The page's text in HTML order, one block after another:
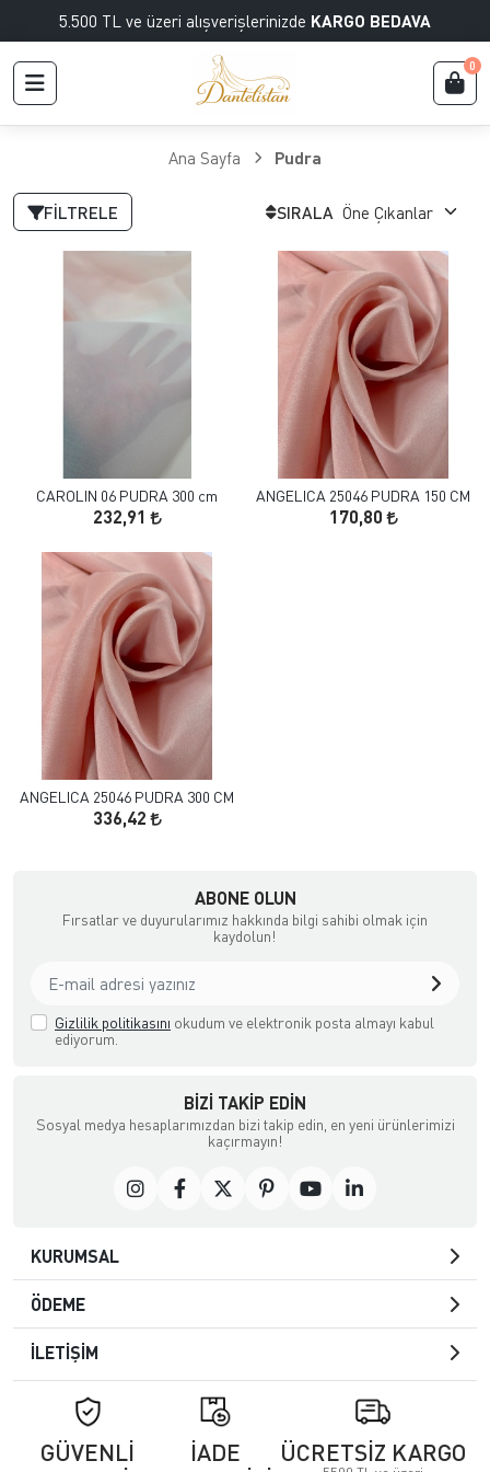
5.500 TL ve üzeri alışverişlerinizde KARGO BEDAVA
0
Ana Sayfa Pudra
FILTRELE SIRALA
CAROLIN 06 PUDRA 300 cm
232,91
ANGELICA 25046 PUDRA 150 CM
170,80
ANGELICA 25046 PUDRA 300 CM
336,42
ABONE OLUN
Fırsatlar ve duyurularımız hakkında bilgi sahibi olmak için
kaydolun!
Gizlilik politikasını okudum ve elektronik posta almayı kabul
ediyorum.
BIZI TAKIP EDIN
Sosyal medya hesaplarımızdan bizi takip edin, en yeni ürünlerimizi
kaçırmayın!
KURUMSAL
ÖDEME
İLETİŞİM
GÜVENLİ
İADE
ÜCRETSİZ KARGO